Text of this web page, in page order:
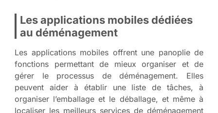
Les applications mobiles dédiées
au déménagement
Les applications mobiles offrent une panoplie de
fonctions permettant de mieux organiser et de
gérer le processus de déménagement. Elles
peuvent aider à établir une liste de tâches, à
organiser l’emballage et le déballage, et même à
localiser les meilleurs services de déménagement